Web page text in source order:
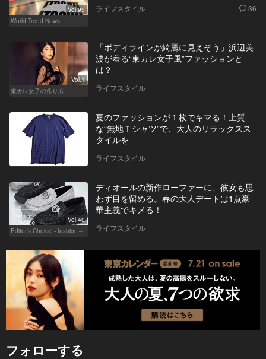
Vol.95
World Trend News
ライフスタイル 36
Vol.1
東カレ女子の作り方
「ボディラインが綺麗に見えそう」浜辺美
波が着る“東カレ女子風”ファッションと
は？
ライフスタイル
夏のファッションが１枚でキマる！上質
な“無地Ｔシャツ”で、大人のリラックスス
タイルを
ライフスタイル
Vol.40
Editor's Choice～fashion～
ディオールの新作ローファーに、彼女も思
わず目を留める。春の大人デートは1点豪
華主義でキメる！
ライフスタイル
フォローする